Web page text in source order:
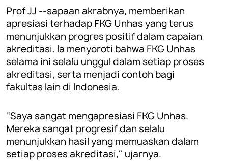
Prof JJ --sapaan akrabnya, memberikan
apresiasi terhadap FKG Unhas yang terus
menunjukkan progres positif dalam capaian
akreditasi. Ia menyoroti bahwa FKG Unhas
selama ini selalu unggul dalam setiap proses
akreditasi, serta menjadi contoh bagi
fakultas lain di Indonesia.
“Saya sangat mengapresiasi FKG Unhas.
Mereka sangat progresif dan selalu
menunjukkan hasil yang memuaskan dalam
setiap proses akreditasi," ujarnya.